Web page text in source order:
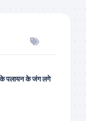
पलायन के जंग लगे